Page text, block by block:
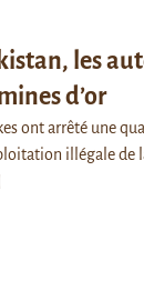
les
d’or
ont arrêté une
illégale de